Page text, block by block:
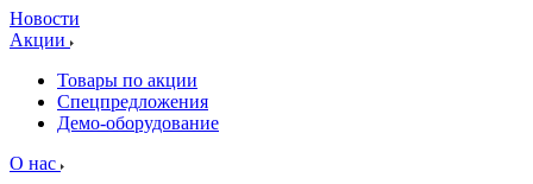
Новости
Акции
Товары по акции
Спецпредложения
Демо-оборудование
О нас